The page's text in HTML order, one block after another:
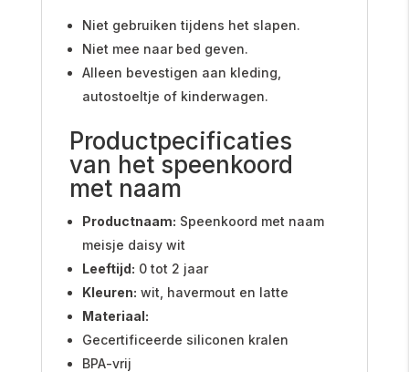
Niet gebruiken tijdens het slapen.
Niet mee naar bed geven.
Alleen bevestigen aan kleding,
autostoeltje of kinderwagen.
Productpecificaties
van het speenkoord
met naam
Productnaam: Speenkoord met naam
meisje daisy wit
Leeftijd: 0 tot 2 jaar
Kleuren: wit, havermout en latte
Materiaal:
Gecertificeerde siliconen kralen
BPA-vrij